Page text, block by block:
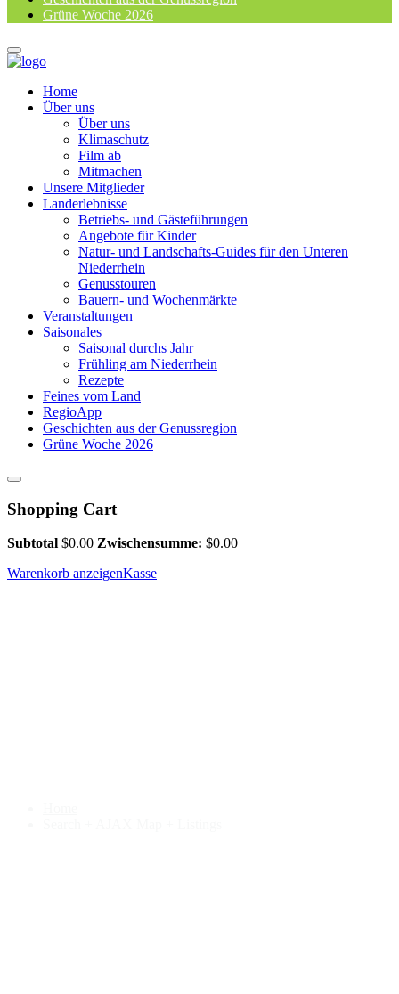
Grüne Woche 2026
Home
Über uns
Über uns
Klimaschutz
Film ab
Mitmachen
Unsere Mitglieder
Landerlebnisse
Betriebs- und Gästeführungen
Angebote für Kinder
Natur- und Landschafts-Guides für den Unteren
Niederrhein
Genusstouren
Bauern- und Wochenmärkte
Veranstaltungen
Saisonales
Saisonal durchs Jahr
Frühling am Niederrhein
Rezepte
Feines vom Land
RegioApp
Geschichten aus der Genussregion
Grüne Woche 2026
Shopping Cart
Subtotal $0.00 Zwischensumme: $0.00
Warenkorb anzeigenKasse